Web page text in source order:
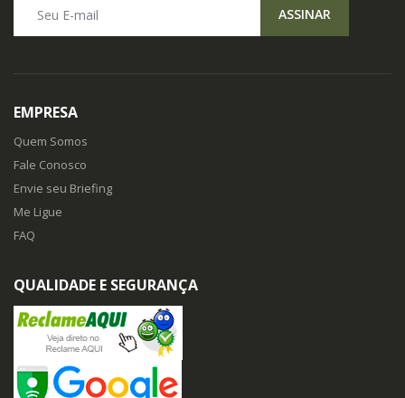
ASSINAR
EMPRESA
Quem Somos
Fale Conosco
Envie seu Briefing
Me Ligue
FAQ
QUALIDADE E SEGURANÇA